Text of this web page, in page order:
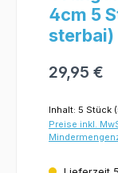
4cm 5
sterbai)
29,95 €
Inhalt: 5 Stück
Preise inkl.